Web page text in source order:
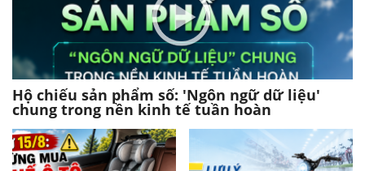
Hộ chiếu sản phẩm số: 'Ngôn ngữ dữ liệu'
chung trong nền kinh tế tuần hoàn